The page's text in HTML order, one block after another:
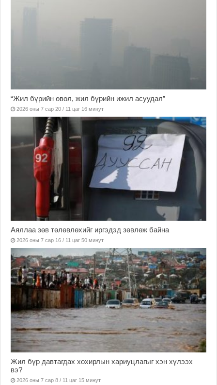
“Жил бүрийн өвөл, жил бүрийн ижил асуудал”
2026 оны 7 сар 20 / 11 цаг 16 минут
Аяллаа зөв төлөвлөхийг иргэдэд зөвлөж байна
2026 оны 7 сар 16 / 11 цаг 50 минут
Жил бүр давтагдах хохирлын хариуцлагыг хэн хүлээх
вэ?
2026 оны 7 сар 8 / 11 цаг 15 минут